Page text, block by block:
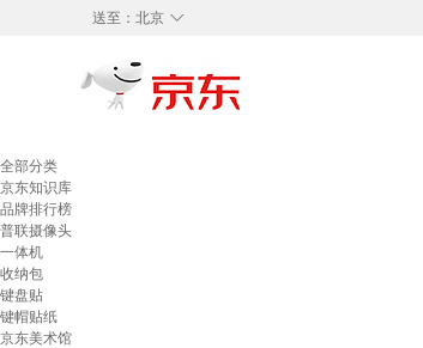
◇
送至： 北京
全部分类
京东知识库
品牌排行榜
普联摄像头
一体机
收纳包
键盘贴
键帽贴纸
京东美术馆